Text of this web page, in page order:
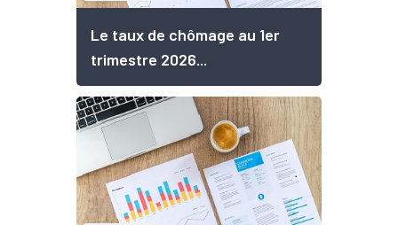
Le taux de chômage au 1er
trimestre 2026...